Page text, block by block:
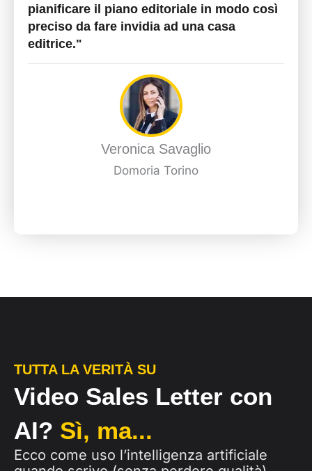
pianificare il piano editoriale in modo così
preciso da fare invidia ad una casa
editrice."
Veronica Savaglio
Domoria Torino
TUTTA LA VERITÀ SU
Video Sales Letter con
AI? Sì, ma...
Ecco come uso l’intelligenza artificiale